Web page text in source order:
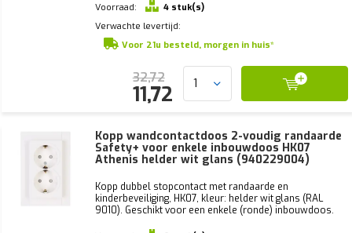
Voorraad:
4 stuk(s)
Verwachte levertijd:
Voor 21u besteld, morgen in huis*
32,72
11,72
Kopp wandcontactdoos 2-voudig randaarde
Safety+ voor enkele inbouwdoos HK07
Athenis helder wit glans (940229004)
Kopp dubbel stopcontact met randaarde en
kinderbeveiliging, HK07, kleur: helder wit glans (RAL
9010). Geschikt voor een enkele (ronde) inbouwdoos.